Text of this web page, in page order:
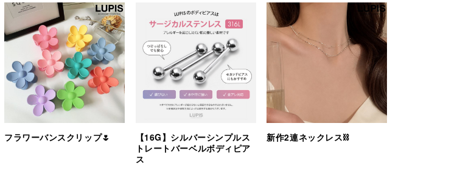
フラワーバンスクリップ🌷
【16G】シルバーシンプルス
トレートバーベルボディピア
ス
新作2連ネックレス⛓️